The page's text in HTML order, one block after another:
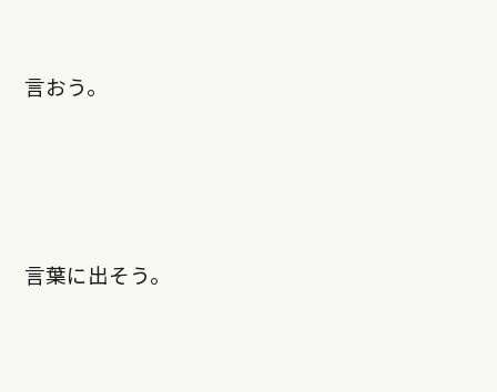
言おう。
言葉に出そう。